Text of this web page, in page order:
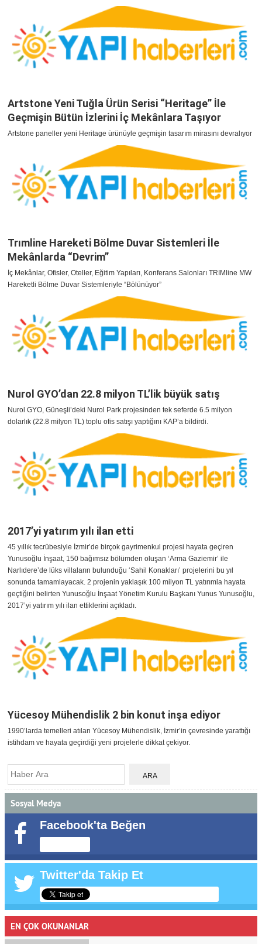
Artstone Yeni Tuğla Ürün Serisi “Heritage” İle
Geçmişin Bütün İzlerini İç Mekânlara Taşıyor
Artstone paneller yeni Heritage ürünüyle geçmişin tasarım mirasını devralıyor
Trımline Hareketi Bölme Duvar Sistemleri İle
Mekânlarda “Devrim”
İç Mekânlar, Ofisler, Oteller, Eğitim Yapıları, Konferans Salonları TRIMline MW
Hareketli Bölme Duvar Sistemleriyle “Bölünüyor”
Nurol GYO’dan 22.8 milyon TL’lik büyük satış
Nurol GYO, Güneşli’deki Nurol Park projesinden tek seferde 6.5 milyon
dolarlık (22.8 milyon TL) toplu ofis satışı yaptığını KAP’a bildirdi.
2017’yi yatırım yılı ilan etti
45 yıllık tecrübesiyle İzmir’de birçok gayrimenkul projesi hayata geçiren
Yunusoğlu İnşaat, 150 bağımsız bölümden oluşan ‘Arma Gaziemir’ ile
Narlıdere’de lüks villaların bulunduğu ‘Sahil Konakları’ projelerini bu yıl
sonunda tamamlayacak. 2 projenin yaklaşık 100 milyon TL yatırımla hayata
geçtiğini belirten Yunusoğlu İnşaat Yönetim Kurulu Başkanı Yunus Yunusoğlu,
2017’yi yatırım yılı ilan ettiklerini açıkladı.
Yücesoy Mühendislik 2 bin konut inşa ediyor
1990’larda temelleri atılan Yücesoy Mühendislik, İzmir’in çevresinde yarattığı
istihdam ve hayata geçirdiği yeni projelerle dikkat çekiyor.
Sosyal Medya
Facebook'ta Beğen
Twitter'da Takip Et
EN ÇOK OKUNANLAR